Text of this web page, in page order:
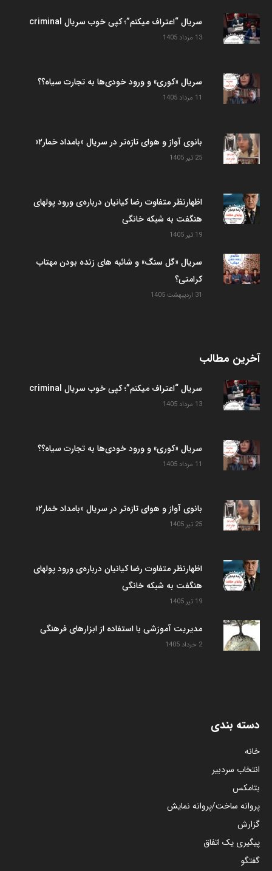
سریال “اعتراف میکنم”؛ کپی خوب سریال criminal
13 مرداد 1405
سریال «کوری» و ورود خودی‌ها به تجارت سیاه؟؟
11 مرداد 1405
بانوی آواز و هوای تازه‌تر در سریال «بامداد خمار۲»
25 تیر 1405
اظهارنظر متفاوت رضا کیانیان درباره‌ی ورود پولهای
هنگفت به شبکه خانگی
19 تیر 1405
سریال «گل سنگ» و شائبه های زنده بودن مهتاب
کرامتی؟
31 اردیبهشت 1405
آخرین مطالب
سریال “اعتراف میکنم”؛ کپی خوب سریال criminal
13 مرداد 1405
سریال «کوری» و ورود خودی‌ها به تجارت سیاه؟؟
11 مرداد 1405
بانوی آواز و هوای تازه‌تر در سریال «بامداد خمار۲»
25 تیر 1405
اظهارنظر متفاوت رضا کیانیان درباره‌ی ورود پولهای
هنگفت به شبکه خانگی
19 تیر 1405
مدیریت آموزشی با استفاده از ابزارهای فرهنگی
2 خرداد 1405
دسته بندی
خانه
انتخاب سردبیر
بتامکس
پروانه ساخت/پروانه نمایش
گزارش
پیگیری یک اتفاق
گفتگو